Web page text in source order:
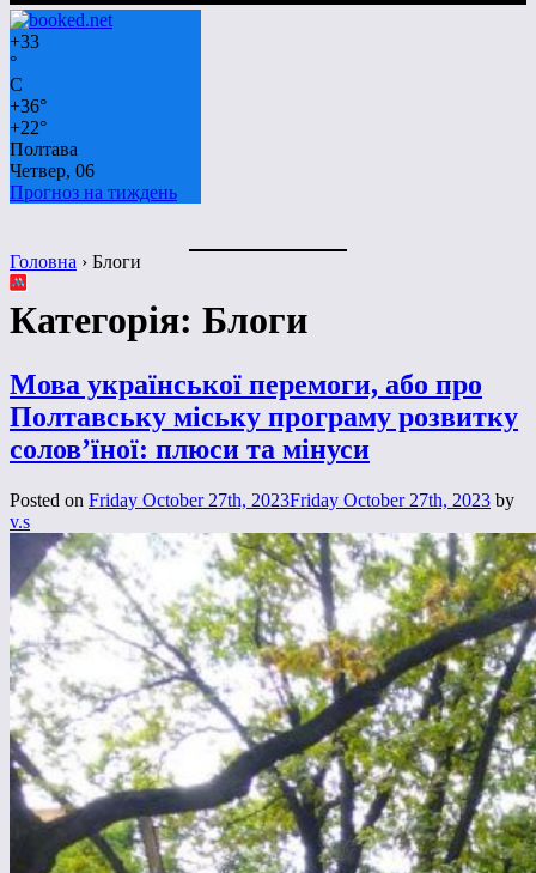
+33
°
C
+36°
+22°
Полтава
Четвер, 06
Прогноз на тиждень
Головна › Блоги
Категорія: Блоги
Мова української перемоги, або про
Полтавську міську програму розвитку
солов’їної: плюси та мінуси
Posted on Friday October 27th, 2023Friday October 27th, 2023 by
v.s